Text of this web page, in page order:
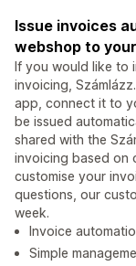
Issue invoices
webshop to
If you would like to
invoicing,
app, connect it to
be issued
shared with the
invoicing based on
customise your
questions, our
week.
Invoice
Simple